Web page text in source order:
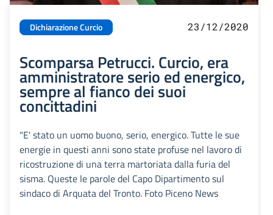
Dichiarazione Curcio 23/12/2020
Scomparsa Petrucci. Curcio, era
amministratore serio ed energico,
sempre al fianco dei suoi
concittadini
"E' stato un uomo buono, serio, energico. Tutte le sue
energie in questi anni sono state profuse nel lavoro di
ricostruzione di una terra martoriata dalla furia del
sisma. Queste le parole del Capo Dipartimento sul
sindaco di Arquata del Tronto. Foto Piceno News